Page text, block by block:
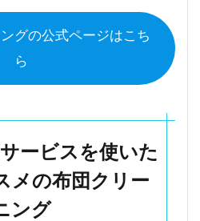
グの公式ページはこち
ら
ービスを使いた
メの布団クリー
ング